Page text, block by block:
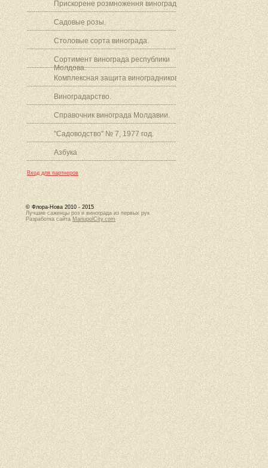
Прискорене розмноження винограду.
Садовые розы.
Столовые сорта винограда.
Сортимент винограда республики
Молдова.
Комплексная защита виноградников.
Виноградарство.
Справочник винограда Молдавии.
"Садоводство" № 7, 1977 год.
Азбука
Вход для партнеров
© Флора-Нова 2010 - 2015
Лучшие саженцы роз и винограда из первых рук
Разработка сайта MariupolCity.com